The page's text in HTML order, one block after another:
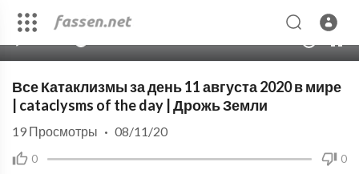
Все Катаклизмы за день 11 августа 2020 в мире
| cataclysms of the day | Дрожь Земли
0 0
19 Просмотры · 08/11/20